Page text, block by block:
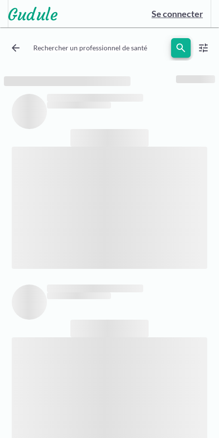
Se connecter
arrow_back Rechercher un professionnel de santé search tune